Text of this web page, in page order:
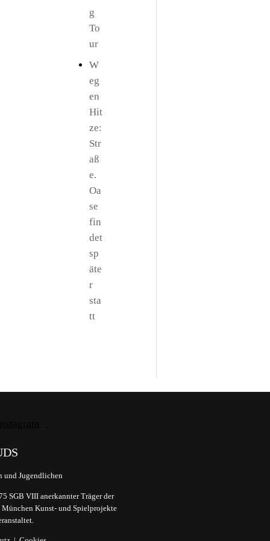
g
To
ur
W
eg
en
Hit
ze:
Str
aß
e.
Oa
se
fin
det
sp
äte
r
sta
tt
und Jugendlichen
SGB VIII anerkannter Träger der
Kunst- und Spielprojekte